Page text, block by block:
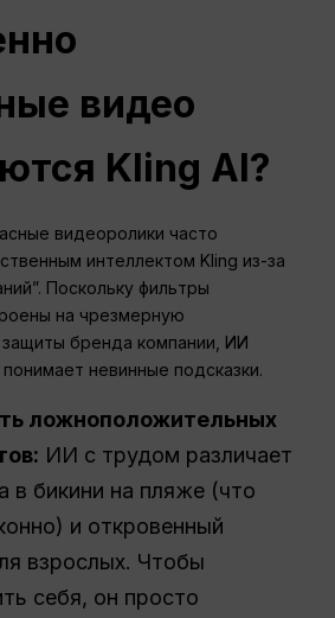
видео
Kling AI?
видеоролики часто
интеллектом Kling из-за
Поскольку фильтры
на чрезмерную
защиты бренда компании, ИИ
невинные подсказки.
ложноположительных
ИИ с трудом различает
в бикини на пляже (что
и откровенный
взрослых. Чтобы
себя, он просто